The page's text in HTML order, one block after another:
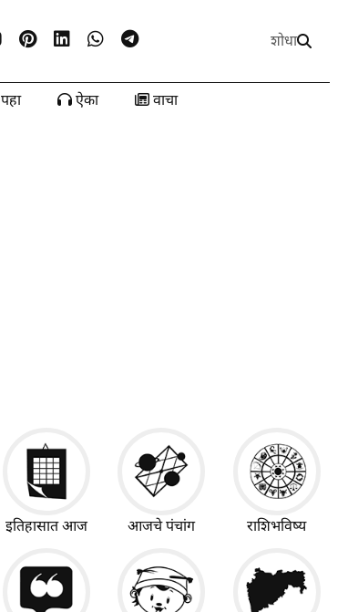
शोधा
पहा ऐका वाचा
इतिहासात आज आजचे पंचांग राशिभविष्य